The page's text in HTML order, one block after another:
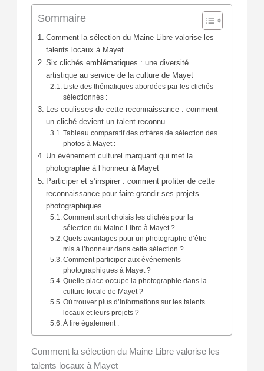
Sommaire
Comment la sélection du Maine Libre valorise les
talents locaux à Mayet
Six clichés emblématiques : une diversité
artistique au service de la culture de Mayet
Liste des thématiques abordées par les clichés
sélectionnés :
Les coulisses de cette reconnaissance : comment
un cliché devient un talent reconnu
Tableau comparatif des critères de sélection des
photos à Mayet :
Un événement culturel marquant qui met la
photographie à l’honneur à Mayet
Participer et s’inspirer : comment profiter de cette
reconnaissance pour faire grandir ses projets
photographiques
Comment sont choisis les clichés pour la
sélection du Maine Libre à Mayet ?
Quels avantages pour un photographe d’être
mis à l’honneur dans cette sélection ?
Comment participer aux événements
photographiques à Mayet ?
Quelle place occupe la photographie dans la
culture locale de Mayet ?
Où trouver plus d’informations sur les talents
locaux et leurs projets ?
À lire également :
Comment la sélection du Maine Libre valorise les
talents locaux à Mayet